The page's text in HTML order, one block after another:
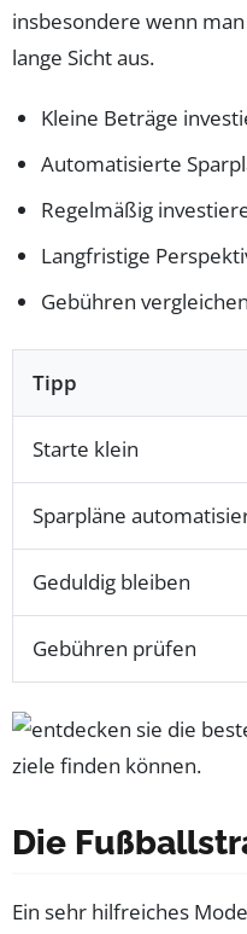
insbesondere wenn
lange Sicht aus.
Kleine Beträge
Automatisierte
Regelmäßig
Langfristige
Gebühren
Tipp
Starte klein
Sparpläne
Geduldig bleiben
Gebühren prüfen
Die
Ein sehr hilfreiches